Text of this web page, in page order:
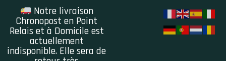
Notre livraison
Chronopost en Point
Relais et à Domicile est
actuellement
indisponible. Elle sera de